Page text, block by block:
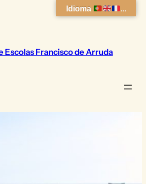
Escolas Francisco de Arruda
Idioma ...